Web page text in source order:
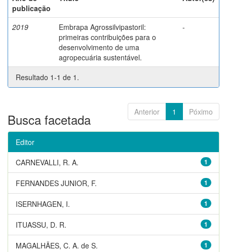
publicação
2019
Embrapa Agrossilvipastoril:
primeiras contribuições para o
desenvolvimento de uma
agropecuária sustentável.
-
Resultado 1-1 de 1.
Anterior 1 Póximo
Busca facetada
Editor
1
CARNEVALLI, R. A.
1
FERNANDES JUNIOR, F.
1
ISERNHAGEN, I.
1
ITUASSU, D. R.
1
MAGALHÃES, C. A. de S.